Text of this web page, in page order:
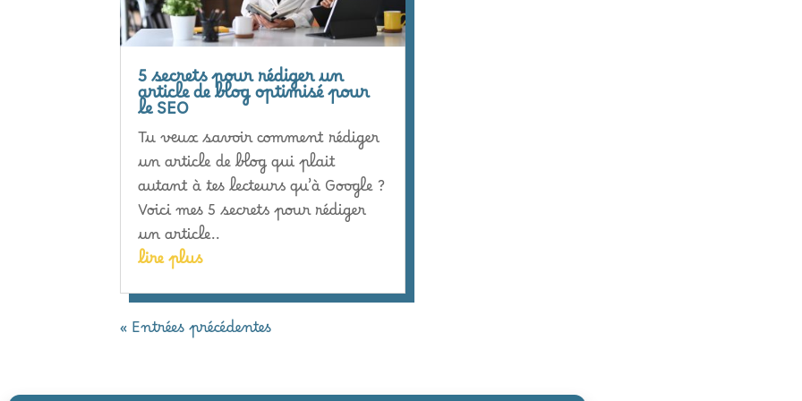
5 secrets pour rédiger un
article de blog optimisé pour
le SEO
Tu veux savoir comment rédiger
un article de blog qui plait
autant à tes lecteurs qu’à Google ?
Voici mes 5 secrets pour rédiger
un article..
lire plus
« Entrées précédentes